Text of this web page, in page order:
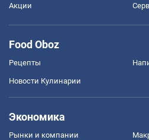
Акции
Food Oboz
Рецепты
Новости Кулинарии
Экономика
Рынки и компании